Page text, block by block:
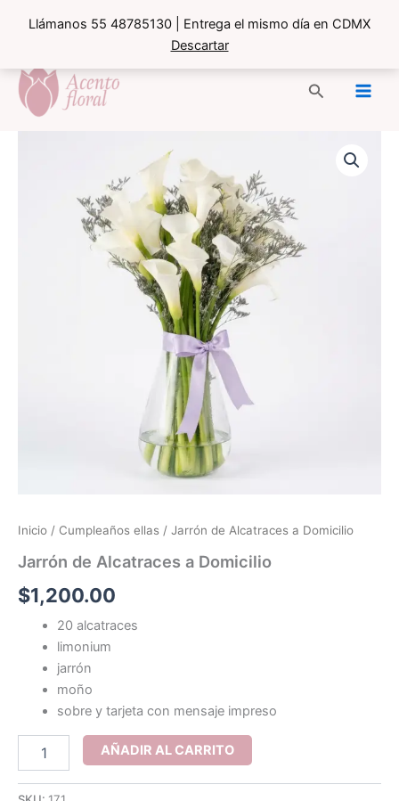
Llámanos 55 48785130 | Entrega el mismo día en CDMX
Descartar
contenido
Buscar
Inicio / Cumpleaños ellas / Jarrón de Alcatraces a Domicilio
Jarrón de Alcatraces a Domicilio
$1,200.00
20 alcatraces
limonium
jarrón
moño
sobre y tarjeta con mensaje impreso
a
AÑADIR AL CARRITO